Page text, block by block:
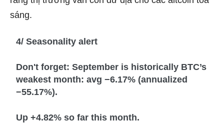
sáng.
4/ Seasonality alert
Don't forget: September is historically BTC’s
weakest month: avg −6.17% (annualized
−55.17%).
Up +4.82% so far this month.